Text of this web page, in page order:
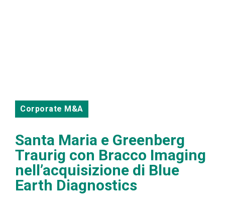
Corporate M&A
Santa Maria e Greenberg
Traurig con Bracco Imaging
nell’acquisizione di Blue
Earth Diagnostics